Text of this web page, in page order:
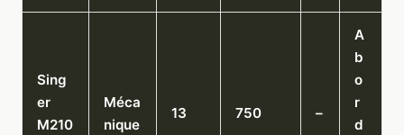
Sing
er
M210
Méca
nique
13 750 –
A
b
o
r
d